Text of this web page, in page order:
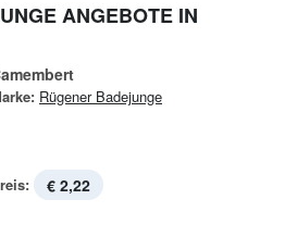
ANGEBOTE IN
Rügener Badejunge
€ 2,22